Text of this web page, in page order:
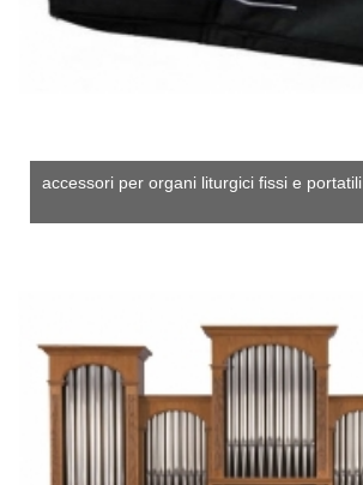
accessori per organi liturgici fissi e portatili